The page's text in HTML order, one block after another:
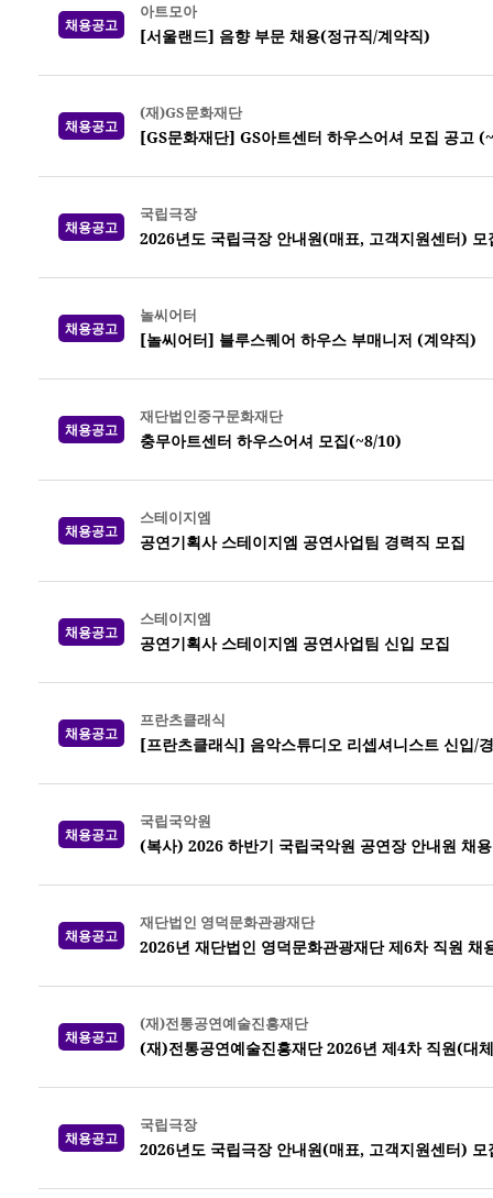
채용공고
아트모아
[서울랜드] 음향 부문 채용(정규직/계약직)
채용공고
(재)GS문화재단
[GS문화재단] GS아트센터 하우스어셔 모집 공고
채용공고
국립극장
2026년도 국립극장 안내원(매표, 고객지원센터)
채용공고
놀씨어터
[놀씨어터] 블루스퀘어 하우스 부매니저 (계약직)
채용공고
재단법인중구문화재단
충무아트센터 하우스어셔 모집(~8/10)
채용공고
스테이지엠
공연기획사 스테이지엠 공연사업팀 경력직 모집
채용공고
스테이지엠
공연기획사 스테이지엠 공연사업팀 신입 모집
채용공고
프란츠클래식
[프란츠클래식] 음악스튜디오 리셉셔니스트 신입/
채용공고
국립국악원
(복사) 2026 하반기 국립국악원 공연장 안내원 채
채용공고
재단법인 영덕문화관광재단
2026년 재단법인 영덕문화관광재단 제6차 직원 채
채용공고
(재)전통공연예술진흥재단
(재)전통공연예술진흥재단 2026년 제4차 직원(대
채용공고
국립극장
2026년도 국립극장 안내원(매표, 고객지원센터) 모